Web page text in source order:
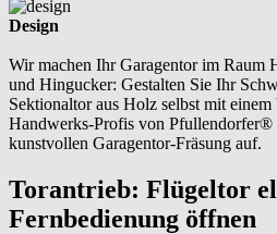
Design
Wir machen Ihr Garagentor im Raum
und Hingucker: Gestalten Sie Ihr
Sektionaltor aus Holz selbst mit
Handwerks-Profis von Pfullendorfer®
kunstvollen Garagentor-Fräsung auf.
Torantrieb: Flügeltor
Fernbedienung öffnen